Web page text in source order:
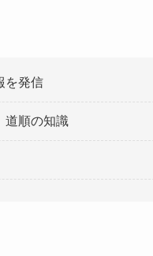
を発信
道順の知識